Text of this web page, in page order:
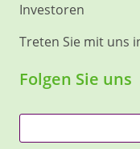
Investoren
Treten Sie mit uns
Folgen Sie uns